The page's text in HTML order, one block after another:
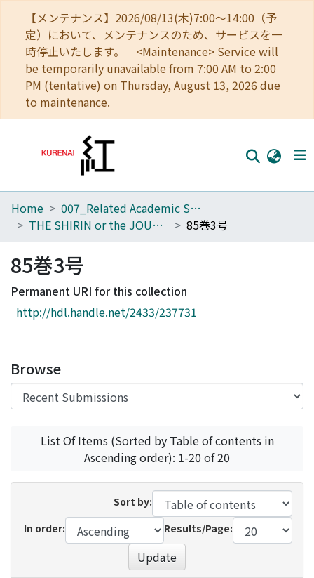
【メンテナンス】2026/08/13(木)7:00～14:00（予
定）において、メンテナンスのため、サービスを一
時停止いたします。 <Maintenance> Service will
be temporarily unavailable from 7:00 AM to 2:00
PM (tentative) on Thursday, August 13, 2026 due
to maintenance.
Home
Browse
Download Ranking
Access Statistics
Home
007_Related Academic Societies
THE SHIRIN or the JOURNAL OF HISTORY
85巻3号
85巻3号
Permanent URI for this collection
http://hdl.handle.net/2433/237731
Browse
List Of Items (Sorted by Table of contents in
Ascending order): 1-20 of 20
Sort by:
In order:
Results/Page:
Update